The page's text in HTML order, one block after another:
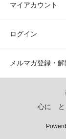
マイアカウント
ログイン
メルマガ登録・解
心に